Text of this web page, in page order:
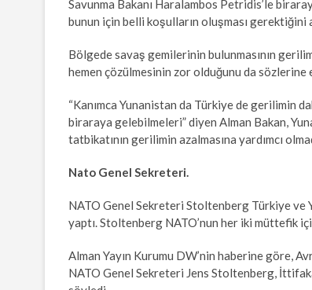
Savunma Bakanı Haralambos Petridis’le
bunun için belli koşulların oluşması gerektiğini
Bölgede savaş gemilerinin bulunmasının
hemen çözülmesinin zor olduğunu da sözlerine
“Kanımca Yunanistan da Türkiye de gerilimin
biraraya gelebilmeleri” diyen Alman Bakan,
tatbikatının gerilimin azalmasına yardımcı
Nato Genel Sekreteri.
NATO Genel Sekreteri Stoltenberg Türkiye ve
yaptı. Stoltenberg NATO’nun her iki müttefik
Alman Yayın Kurumu DW’nin haberine göre,
NATO Genel Sekreteri Jens Stoltenberg,